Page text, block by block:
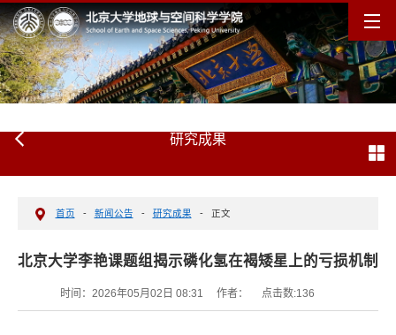
研究成果
首页 - 新闻公告 - 研究成果 - 正文
北京大学李艳课题组揭示磷化氢在褐矮星上的亏损机制
时间：2026年05月02日 08:31 作者： 点击数:136